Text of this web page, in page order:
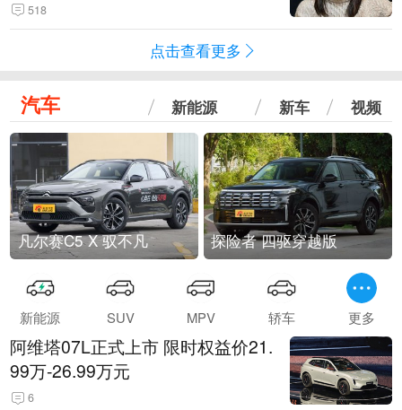
518
点击查看更多
汽车 新能源 新车 视频
凡尔赛C5 X 驭不凡 探险者 四驱穿越版
新能源 SUV MPV 轿车 更多
阿维塔07L正式上市 限时权益价21.
99万-26.99万元
6